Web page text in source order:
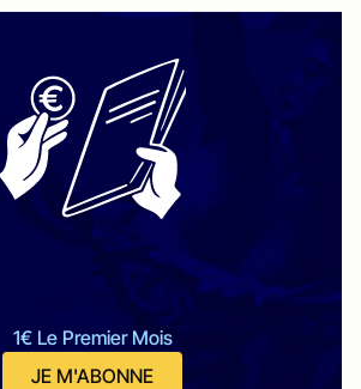
1€ Le Premier Mois
JE M'ABONNE